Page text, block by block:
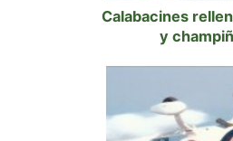
Calabacines
y